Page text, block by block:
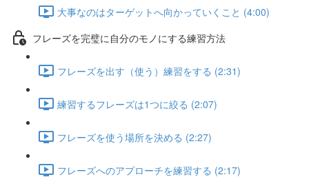
大事なのはターゲットへ向かっていくこと (4:00)
フレーズを完璧に自分のモノにする練習方法
フレーズを出す（使う）練習をする (2:31)
練習するフレーズは1つに絞る (2:07)
フレーズを使う場所を決める (2:27)
フレーズへのアプローチを練習する (2:17)